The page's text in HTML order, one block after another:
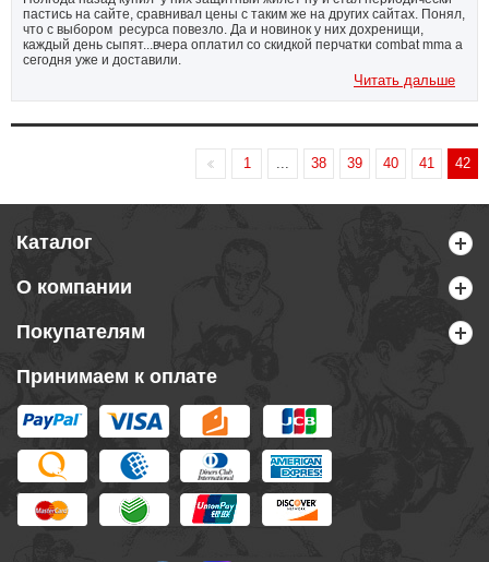
пастись на сайте, сравнивал цены с таким же на других сайтах. Понял,
что с выбором ресурса повезло. Да и новинок у них дохренищи,
каждый день сыпят...вчера оплатил со скидкой перчатки combat mma а
сегодня уже и доставили.
Читать дальше
1 38 39 40 41 42
Каталог
О компании
Покупателям
Принимаем к оплате